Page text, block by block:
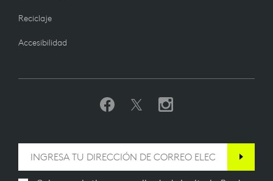
Reciclaje
Accesibilidad